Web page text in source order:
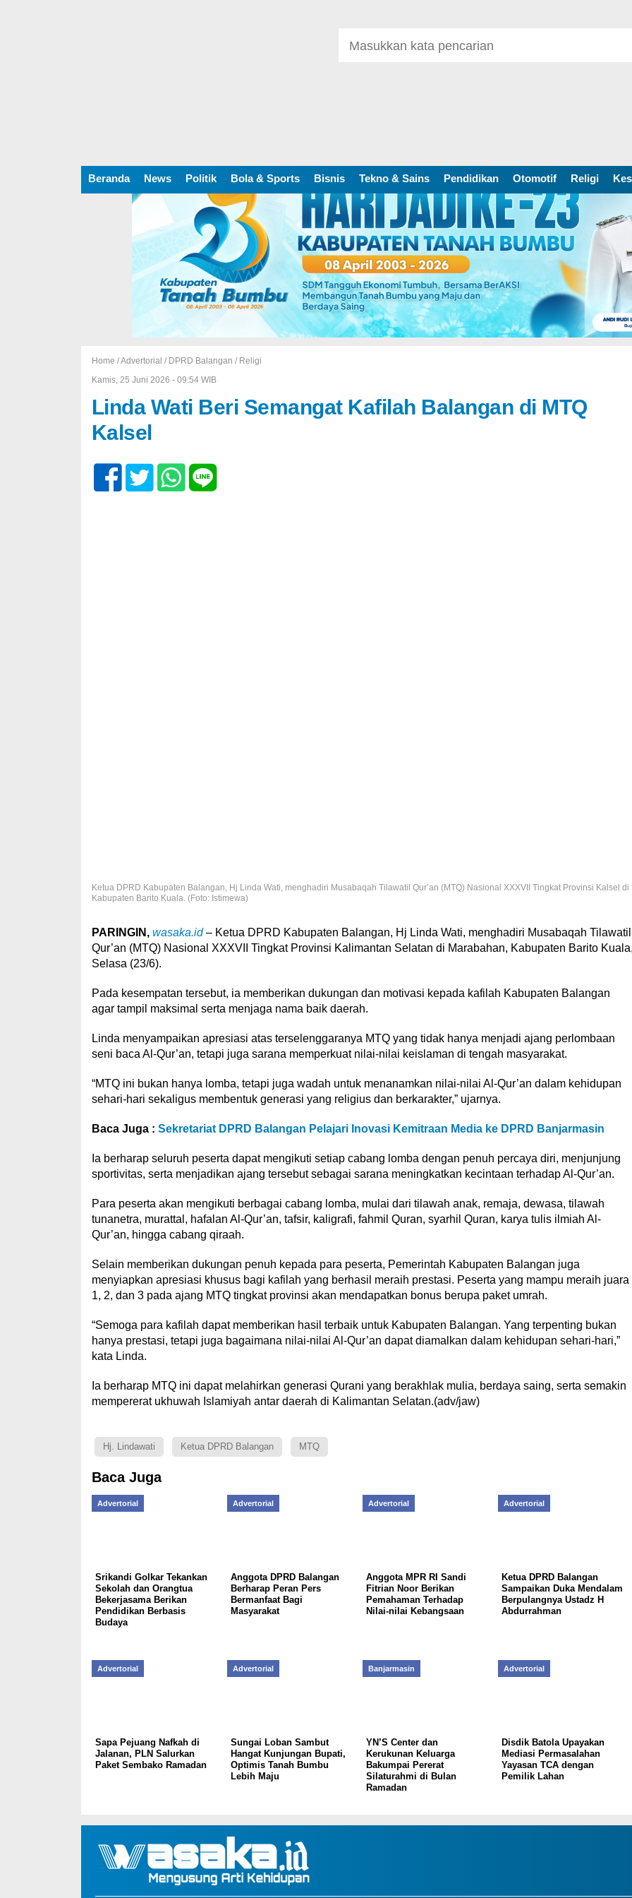
Beranda News Politik Bola & Sports Bisnis Tekno & Sains Pendidikan Otomotif Religi
Home /Advertorial / DPRD Balangan / Religi
Kamis, 25 Juni 2026 - 09:54 WIB
Linda Wati Beri Semangat Kafilah Balangan di MTQ
Kalsel
Ketua DPRD Kabupaten Balangan, Hj Linda Wati, menghadiri Musabaqah Tilawatil Qur’an (MTQ) Nasional XXXVII Tingkat Provinsi Kalsel di
Kabupaten Barito Kuala. (Foto: Istimewa)
PARINGIN, wasaka.id– Ketua DPRD Kabupaten Balangan, Hj Linda Wati, menghadiri Musabaqah Tilawatil
Qur’an (MTQ) Nasional XXXVII Tingkat Provinsi Kalimantan Selatan di Marabahan, Kabupaten Barito
Selasa (23/6).
Pada kesempatan tersebut, ia memberikan dukungan dan motivasi kepada kafilah Kabupaten Balangan
agar tampil maksimal serta menjaga nama baik daerah.
Linda menyampaikan apresiasi atas terselenggaranya MTQ yang tidak hanya menjadi ajang perlombaan
seni baca Al-Qur’an, tetapi juga sarana memperkuat nilai-nilai keislaman di tengah masyarakat.
“MTQ ini bukan hanya lomba, tetapi juga wadah untuk menanamkan nilai-nilai Al-Qur’an dalam kehidupan
sehari-hari sekaligus membentuk generasi yang religius dan berkarakter,” ujarnya.
Baca Juga : Sekretariat DPRD Balangan Pelajari Inovasi Kemitraan Media ke DPRD Banjarmasin
Ia berharap seluruh peserta dapat mengikuti setiap cabang lomba dengan penuh percaya diri, menjunjung
sportivitas, serta menjadikan ajang tersebut sebagai sarana meningkatkan kecintaan terhadap Al-Qur’an.
Para peserta akan mengikuti berbagai cabang lomba, mulai dari tilawah anak, remaja, dewasa, tilawah
tunanetra, murattal, hafalan Al-Qur’an, tafsir, kaligrafi, fahmil Quran, syarhil Quran, karya tulis ilmiah Al-
Qur’an, hingga cabang qiraah.
Selain memberikan dukungan penuh kepada para peserta, Pemerintah Kabupaten Balangan juga
menyiapkan apresiasi khusus bagi kafilah yang berhasil meraih prestasi. Peserta yang mampu meraih juara
1, 2, dan 3 pada ajang MTQ tingkat provinsi akan mendapatkan bonus berupa paket umrah.
“Semoga para kafilah dapat memberikan hasil terbaik untuk Kabupaten Balangan. Yang terpenting bukan
hanya prestasi, tetapi juga bagaimana nilai-nilai Al-Qur’an dapat diamalkan dalam kehidupan sehari-hari,”
kata Linda.
Ia berharap MTQ ini dapat melahirkan generasi Qurani yang berakhlak mulia, berdaya saing, serta semakin
mempererat ukhuwah Islamiyah antar daerah di Kalimantan Selatan.(adv/jaw)
Hj. Lindawati Ketua DPRD Balangan MTQ
Baca Juga
Advertorial
Srikandi Golkar Tekankan
Sekolah dan Orangtua
Bekerjasama Berikan
Pendidikan Berbasis
Budaya
Advertorial
Anggota DPRD Balangan
Berharap Peran Pers
Bermanfaat Bagi
Masyarakat
Advertorial
Anggota MPR RI Sandi
Fitrian Noor Berikan
Pemahaman Terhadap
Nilai-nilai Kebangsaan
Advertorial
Ketua DPRD Balangan
Sampaikan Duka Mendalam
Berpulangnya Ustadz H
Abdurrahman
Advertorial
Sapa Pejuang Nafkah di
Jalanan, PLN Salurkan
Paket Sembako Ramadan
Advertorial
Sungai Loban Sambut
Hangat Kunjungan Bupati,
Optimis Tanah Bumbu
Lebih Maju
Banjarmasin
YN’S Center dan
Kerukunan Keluarga
Bakumpai Pererat
Silaturahmi di Bulan
Ramadan
Advertorial
Disdik Batola Upayakan
Mediasi Permasalahan
Yayasan TCA dengan
Pemilik Lahan